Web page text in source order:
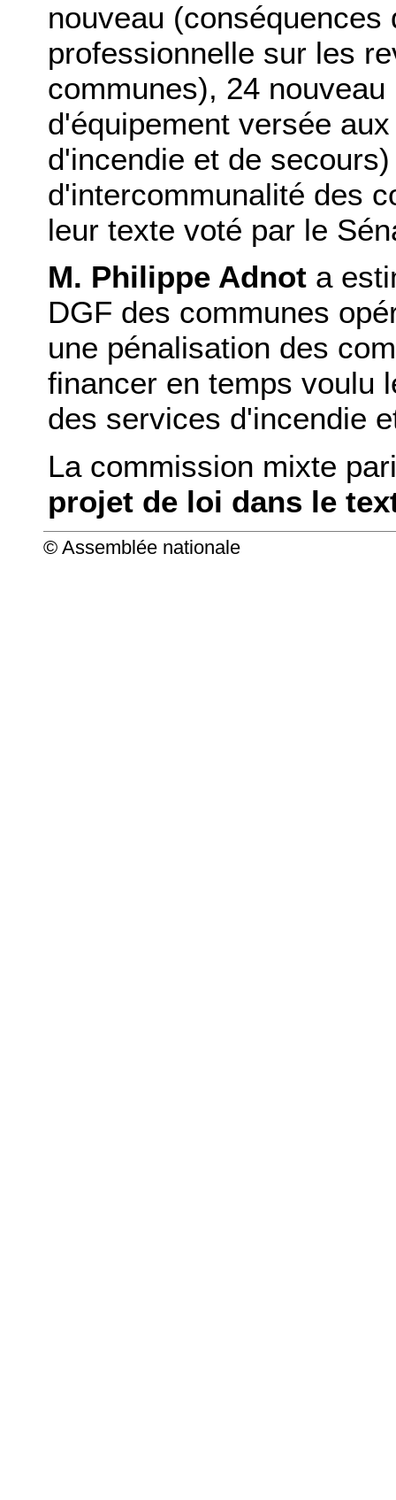
nouveau
professionnelle sur les
communes), 24
d'équipement versée
d'incendie et de
d'intercommunalité des
leur texte voté par le
M. Philippe Adnot a
DGF des communes
une pénalisation des
financer en temps voulu
des services d'incendie
La commission mixte
projet de loi dans le
© Assemblée nationale